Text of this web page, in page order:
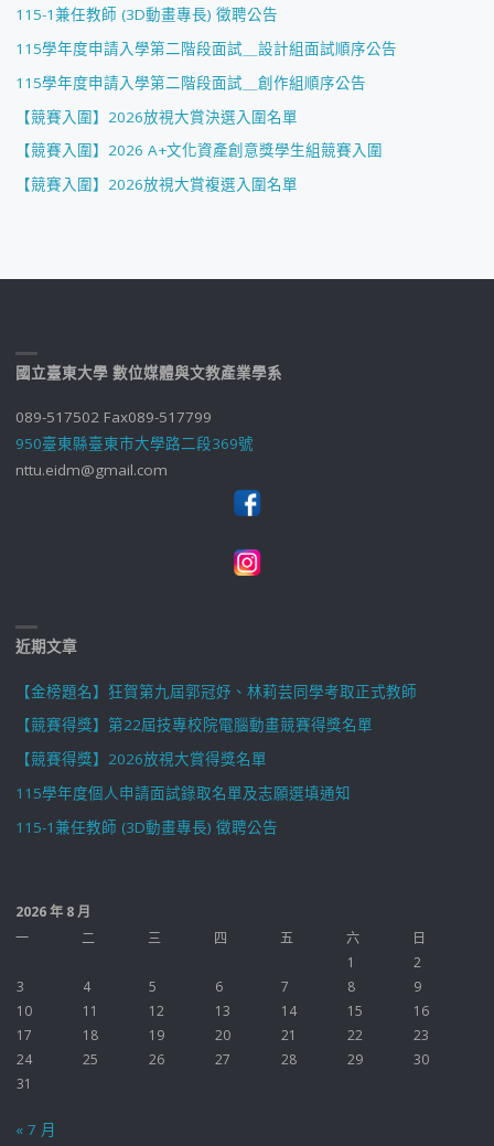
115-1兼任教師 (3D動畫專長) 徵聘公告
115學年度申請入學第二階段面試＿設計組面試順序公告
115學年度申請入學第二階段面試＿創作組順序公告
【競賽入圍】2026放視大賞決選入圍名單
【競賽入圍】2026 A+文化資產創意獎學生組競賽入圍
【競賽入圍】2026放視大賞複選入圍名單
國立臺東大學 數位媒體與文教產業學系
089-517502 Fax089-517799
950臺東縣臺東市大學路二段369號
nttu.eidm@gmail.com
近期文章
【金榜題名】狂賀第九屆郭冠妤、林莉芸同學考取正式教師
【競賽得獎】第22屆技專校院電腦動畫競賽得獎名單
【競賽得獎】2026放視大賞得獎名單
115學年度個人申請面試錄取名單及志願選填通知
115-1兼任教師 (3D動畫專長) 徵聘公告
2026 年 8 月
一
二 三 四 五 六
日
1
2
3
4 5 6 7 8
9
10
11 12 13 14 15
16
17
18 19 20 21 22
23
24
25 26 27 28 29
30
31
« 7 月